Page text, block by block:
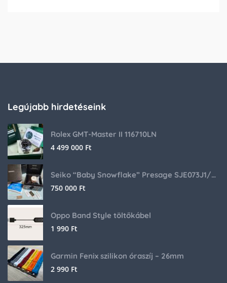
Legújabb hirdetéseink
Rolex GMT-Master II 116710LN
4 499 000 Ft
Seiko “Baby Snowflake” Presage SJE073J1/SARA015 Limited Edition
750 000 Ft
Oppo Band Style töltőkábel
1 990 Ft
Garmin Fenix szilikon óraszíj – 26mm
2 990 Ft